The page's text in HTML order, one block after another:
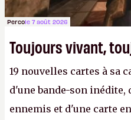
Percole 7 août 2026
Toujours vivant,
19 nouvelles cartes à sa
d'une bande-son inédite,
ennemis et d'une carte